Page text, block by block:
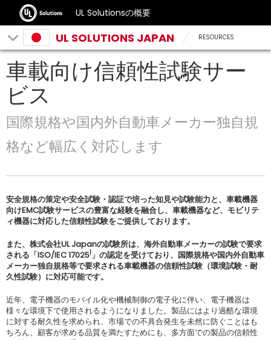
UL Solutionsの概要
UL SOLUTIONS JAPAN RESOURCES
車載向け信頼性試験サー
ビス
国際規格や国内外自動車メーカー独自規
格など幅広く対応します
安全規格の策定や安全試験・認証で培った知見や試験能力と、車載機器
向けEMC試験サービスの豊富な経験を融合し、車載機器など、モビリテ
ィ機器に対応した信頼性試験をご提供しております。
また、株式会社UL Japanの試験所は、海外自動車メーカーの試験で要求
される「ISO/IEC 170251 」の認定を受けており、国際規格や国内外自動車
メーカー独自規格等で要求される車載機器の信頼性試験（環境試験・耐
久性試験）に対応可能です。
近年、電子機器のモバイル化や機械制御の電子化に伴い、電子機器は
様々な環境下で使用されるようになりました。製品にはより過酷な環境
に対する耐久性を求められ、市場での不具合発生を未然に防ぐことはも
ちろん、顧客が求める品質を満たすためにも、多方面での製品の信頼性